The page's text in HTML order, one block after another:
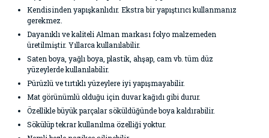
Kendisinden yapışkanlıdır. Ekstra bir yapıştırıcı kullanmanız
gerekmez.
Dayanıklı ve kaliteli Alman markası folyo malzemeden
üretilmiştir. Yıllarca kullanılabilir.
Saten boya, yağlı boya, plastik, ahşap, cam vb. tüm düz
yüzeylerde kullanılabilir.
Pürüzlü ve tırtıklı yüzeylere iyi yapışmayabilir.
Mat görünümlü olduğu için duvar kağıdı gibi durur.
Özellikle büyük parçalar söküldüğünde boya kaldırabilir.
Sökülüp tekrar kullanılma özelliği yoktur.